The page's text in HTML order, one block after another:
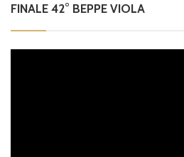
FINALE 42° BEPPE VIOLA